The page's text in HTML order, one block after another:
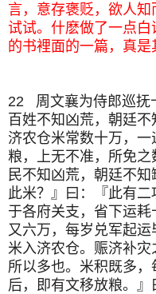
言，意存褒贬，欲人
试试。什麽做了一点
的书裡面的一篇，真是
22 周文襄为侍郎巡抚
百姓不知凶荒，朝廷
济农仓米常数十万，
粮，上无不准，所免
民不知凶荒，朝廷不
此米？』曰：『此有
于各府关支，省下运
又六万，每岁兑军起
米入济农仓。赈济补
所以多也。米积既多
后，即有文移放粮。